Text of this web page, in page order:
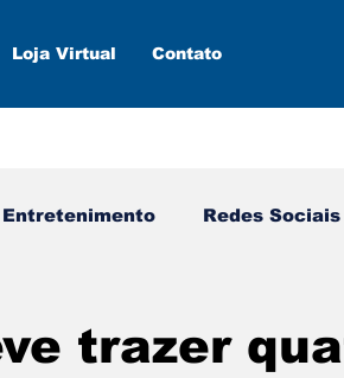
Loja Virtual Contato
Entretenimento Redes Sociais
trazer